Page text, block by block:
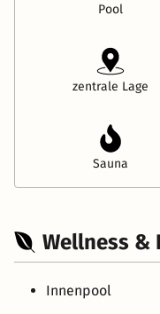
Pool
zentrale Lage
Sauna
Wellness &
Innenpool